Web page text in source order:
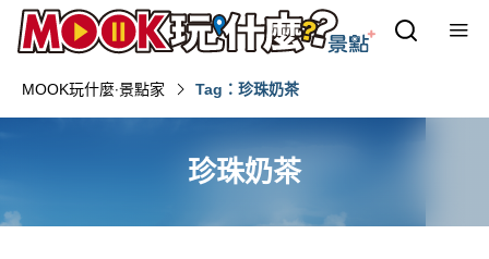
MOOK玩什麼‧景點家 Tag：珍珠奶茶
珍珠奶茶